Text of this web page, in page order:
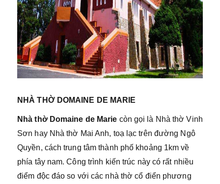
NHÀ THỜ DOMAINE DE MARIE
Nhà thờ Domaine de Marie còn gọi là Nhà thờ Vinh
Sơn hay Nhà thờ Mai Anh, toạ lạc trên đường Ngô
Quyền, cách trung tâm thành phố khoảng 1km về
phía tây nam. Công trình kiến trúc này có rất nhiều
điểm độc đáo so với các nhà thờ cổ điển phương